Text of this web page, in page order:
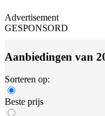
Advertisement
GESPONSORD
Aanbiedingen van
Sorteren op:
Beste prijs